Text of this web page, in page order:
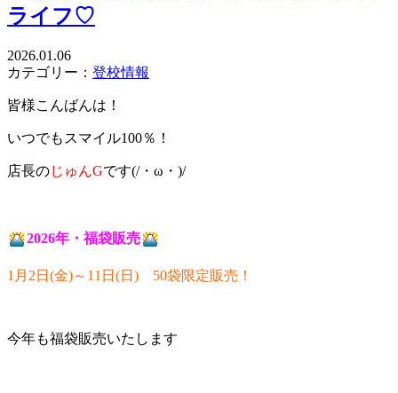
ライフ♡
2026.01.06
カテゴリー： 登校情報
皆様こんばんは！
いつでもスマイル100％！
店長のじゅんGです(/・ω・)/
2026年・福袋販売
1月2日(金)～11日(日) 50袋限定販売！
今年も福袋販売いたします